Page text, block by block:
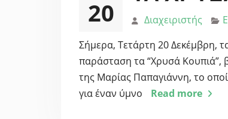
20 Διαχειριστής
Σήμερα, Τετάρτη 20 Δεκέμβρη,
παράσταση τα “Χρυσά Κουπιά”,
της Μαρίας Παπαγιάννη, το
για έναν ύμνο
Read more